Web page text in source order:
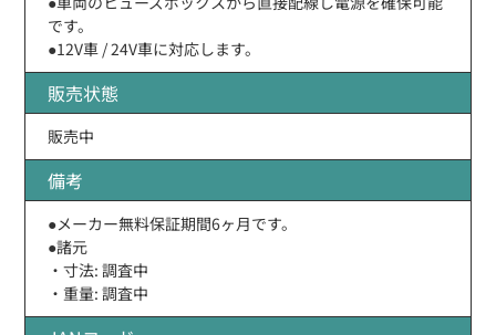
です。
●12V車 / 24V車に対応します。
販売状態
販売中
備考
●メーカー無料保証期間6ヶ月です。
●諸元
・寸法: 調査中
・重量: 調査中